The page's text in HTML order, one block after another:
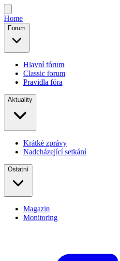
Home
Forum
Hlavní fórum
Classic forum
Pravidla fóra
Aktuality
Krátké zprávy
Nadcházející setkání
Ostatní
Magazin
Monitoring